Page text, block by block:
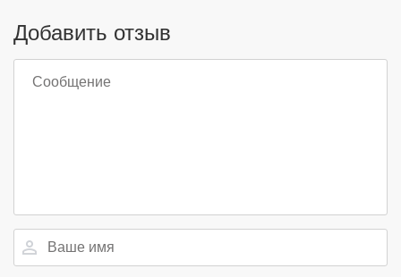
Добавить отзыв